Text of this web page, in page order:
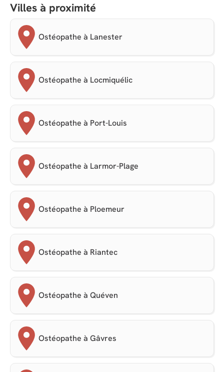
Villes à proximité
Ostéopathe à Lanester
Ostéopathe à Locmiquélic
Ostéopathe à Port-Louis
Ostéopathe à Larmor-Plage
Ostéopathe à Ploemeur
Ostéopathe à Riantec
Ostéopathe à Quéven
Ostéopathe à Gâvres